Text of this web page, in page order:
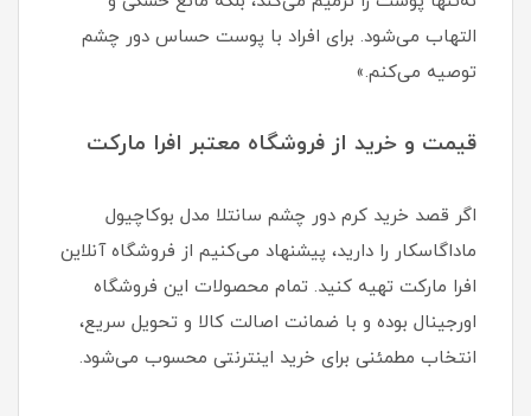
التهاب می‌شود. برای افراد با پوست حساس دور چشم
توصیه می‌کنم.»
قیمت و خرید از فروشگاه معتبر افرا مارکت
اگر قصد خرید کرم دور چشم سانتلا مدل بوکاچیول
ماداگاسکار را دارید، پیشنهاد می‌کنیم از فروشگاه آنلاین
افرا مارکت تهیه کنید. تمام محصولات این فروشگاه
اورجینال بوده و با ضمانت اصالت کالا و تحویل سریع،
انتخاب مطمئنی برای خرید اینترنتی محسوب می‌شود.